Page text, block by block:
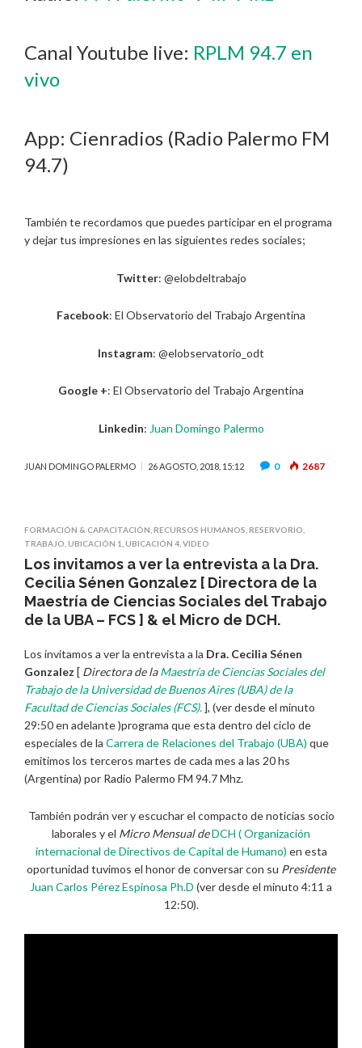
Canal Youtube live: RPLM 94.7 en
vivo
App: Cienradios (Radio Palermo FM
94.7)
También te recordamos que puedes participar en el programa
y dejar tus impresiones en las siguientes redes sociales;
Twitter: @elobdeltrabajo
Facebook: El Observatorio del Trabajo Argentina
Instagram: @elobservatorio_odt
Google +: El Observatorio del Trabajo Argentina
Linkedin: Juan Domingo Palermo
JUAN DOMINGO PALERMO 26 AGOSTO, 2018, 15:12 0 2687
FORMACIÓN & CAPACITACIÓN RECURSOS HUMANOS RESERVORIO
TRABAJO UBICACIÓN 1 UBICACIÓN 4 VIDEO
Los invitamos a ver la entrevista a la Dra.
Cecilia Sénen Gonzalez [ Directora de la
Maestría de Ciencias Sociales del Trabajo
de la UBA – FCS ] & el Micro de DCH.
Los invitamos a ver la entrevista a la Dra. Cecilia Sénen
Gonzalez [ Directora de laMaestría de Ciencias Sociales del
Trabajo de la Universidad de Buenos Aires (UBA) de la
Facultad de Ciencias Sociales (FCS).], (ver desde el minuto
29:50 en adelante )programa que esta dentro del ciclo de
especiales de la Carrera de Relaciones del Trabajo (UBA) que
emitimos los terceros martes de cada mes a las 20 hs
(Argentina) por Radio Palermo FM 94.7 Mhz.
También podrán ver y escuchar el compacto de noticias socio
laborales y el Micro Mensual deDCH ( Organización
internacional de Directivos de Capital de Humano) en esta
oportunidad tuvimos el honor de conversar con su Presidente
Juan Carlos Pérez Espinosa Ph.D (ver desde el minuto 4:11 a
12:50).